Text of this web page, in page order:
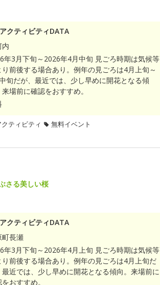
クティビティDATA
内
年3月下旬～2026年4月中旬 見ごろ時期は気候等
り前後する場合あり。例年の見ごろは4月上旬～
旬だが、最近では、少し早めに開花となる傾
来場前に確認をおすすめ。
ティビティ 無料イベント
さる美しい桜
クティビティDATA
町長瀬
年3月下旬～2026年4月上旬 見ごろ時期は気候等
り前後する場合あり。例年の見ごろは4月上旬だ
最近では、少し早めに開花となる傾向。来場前に
おすすめ。